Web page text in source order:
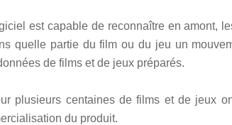
est capable de reconnaître en amont,
quelle partie du film ou du jeu un
de films et de jeux préparés.
plusieurs centaines de films et de jeux
du produit.